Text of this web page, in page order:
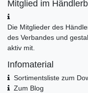
Mitglied im
Die Mitglieder des
des Verbandes und
aktiv mit.
Infomaterial
Sortimentsliste zum
Zum Blog